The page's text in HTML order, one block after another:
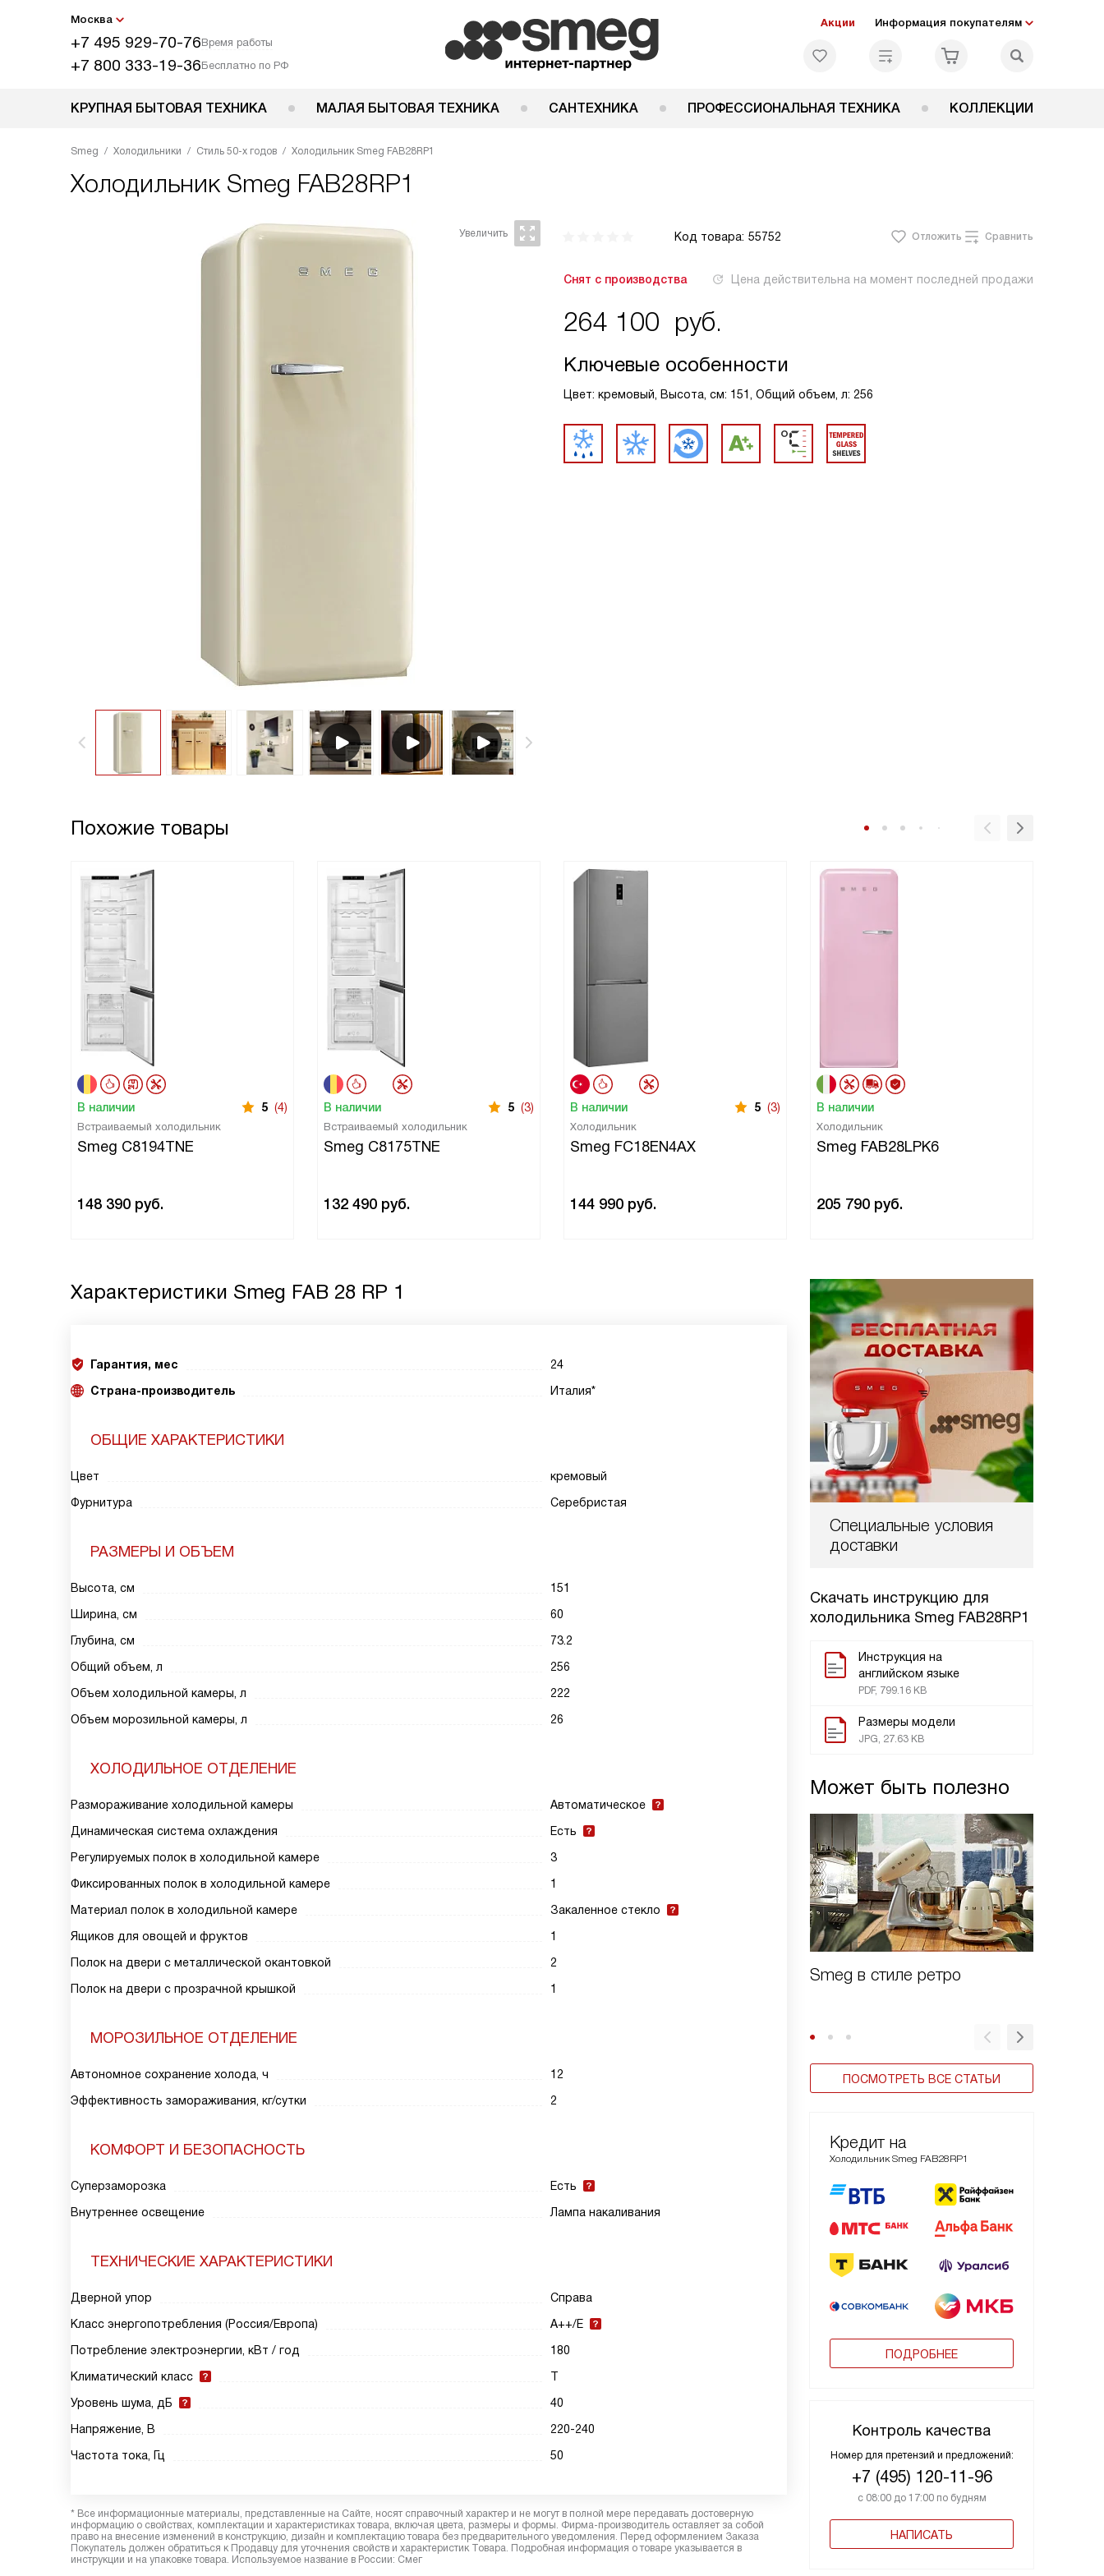
Москва
+7 495 929-70-76Время работы
+7 800 333-19-36Бесплатно по РФ
Акции Информация покупателям
КРУПНАЯ БЫТОВАЯ ТЕХНИКА МАЛАЯ БЫТОВАЯ ТЕХНИКА САНТЕХНИКА ПРОФЕССИОНАЛЬНАЯ ТЕХНИКА КОЛЛЕКЦИИ
Smeg Холодильники Стиль 50-х годов Холодильник Smeg FAB28RP1
Холодильник Smeg FAB28RP1
Код товара: 55752 Отложить Сравнить
Снят с производства Цена действительна на момент последней продажи
264 100 руб.
Ключевые особенности
Цвет: кремовый, Высота, см: 151, Общий объем, л: 256
Похожие товары
В наличии 5 (4)
Встраиваемый холодильник
Smeg C8194TNE
148 390 руб.
В наличии 5 (3)
Встраиваемый холодильник
Smeg C8175TNE
132 490 руб.
В наличии 5 (3)
Холодильник
Smeg FC18EN4AX
144 990 руб.
В наличии
Холодильник
Smeg FAB28LPK6
205 790 руб.
Специальные условия
доставки
Скачать инструкцию для
холодильника Smeg FAB28RP1
Инструкция на
английском языке
PDF, 799.16 KB
Размеры модели
JPG, 27.63 KB
Может быть полезно
Smeg в стиле ретро
ПОСМОТРЕТЬ ВСЕ СТАТЬИ
Кредит на
Холодильник Smeg FAB28RP1
ПОДРОБНЕЕ
Контроль качества
Номер для претензий и предложений:
+7 (495) 120-11-96
с 08:00 до 17:00 по будням
НАПИСАТЬ
Характеристики Smeg FAB 28 RP 1
Гарантия, мес
24
Страна-производитель
Италия*
ОБЩИЕ ХАРАКТЕРИСТИКИ
Цвет
кремовый
Фурнитура
Серебристая
РАЗМЕРЫ И ОБЪЕМ
Высота, см
151
Ширина, см
60
Глубина, см
73.2
Общий объем, л
256
Объем холодильной камеры, л
222
Объем морозильной камеры, л
26
ХОЛОДИЛЬНОЕ ОТДЕЛЕНИЕ
Размораживание холодильной камеры
Автоматическое
Динамическая система охлаждения
Есть
Регулируемых полок в холодильной камере
3
Фиксированных полок в холодильной камере
1
Материал полок в холодильной камере
Закаленное стекло
Ящиков для овощей и фруктов
1
Полок на двери с металлической окантовкой
2
Полок на двери с прозрачной крышкой
1
МОРОЗИЛЬНОЕ ОТДЕЛЕНИЕ
Автономное сохранение холода, ч
12
Эффективность замораживания, кг/сутки
2
КОМФОРТ И БЕЗОПАСНОСТЬ
Суперзаморозка
Есть
Внутреннее освещение
Лампа накаливания
ТЕХНИЧЕСКИЕ ХАРАКТЕРИСТИКИ
Дверной упор
Справа
Класс энергопотребления (Россия/Европа)
A++/E
Потребление электроэнергии, кВт / год
180
Климатический класс
T
Уровень шума, дБ
40
Напряжение, В
220-240
Частота тока, Гц
50
* Все информационные материалы, представленные на Сайте, носят справочный характер и не могут в полной мере передавать достоверную
информацию о свойствах, комплектации и характеристиках товара, включая цвета, размеры и формы. Фирма-производитель оставляет за собой
право на внесение изменений в конструкцию, дизайн и комплектацию товара без предварительного уведомления. Перед оформлением Заказа
Покупатель должен обратиться к Продавцу для уточнения свойств и характеристик Товара. Подробная информация о товаре указывается в
инструкции и на упаковке товара. Используемое название в России: Смег